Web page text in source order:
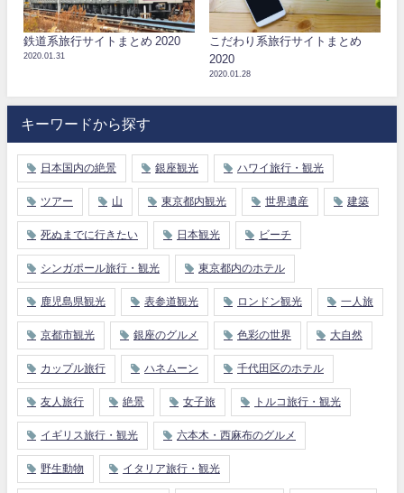
鉄道系旅行サイトまとめ 2020
2020.01.31
こだわり系旅行サイトまとめ
2020
2020.01.28
キーワードから探す
日本国内の絶景 銀座観光 ハワイ旅行・観光
ツアー 山 東京都内観光 世界遺産 建築
死ぬまでに行きたい 日本観光 ビーチ
シンガポール旅行・観光 東京都内のホテル
鹿児島県観光 表参道観光 ロンドン観光 一人旅
京都市観光 銀座のグルメ 色彩の世界 大自然
カップル旅行 ハネムーン 千代田区のホテル
友人旅行 絶景 女子旅 トルコ旅行・観光
イギリス旅行・観光 六本木・西麻布のグルメ
野生動物 イタリア旅行・観光